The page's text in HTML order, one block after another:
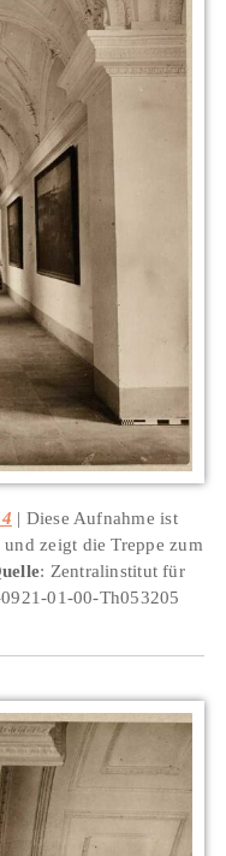
Diese Aufnahme ist
zeigt die Treppe zum
: Zentralinstitut für
01-00-Th053205